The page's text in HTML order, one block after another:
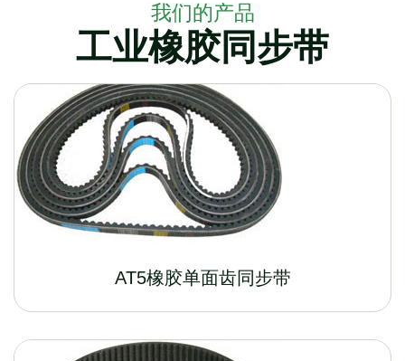
我们的产品
工业橡胶同步带
AT5橡胶单面齿同步带